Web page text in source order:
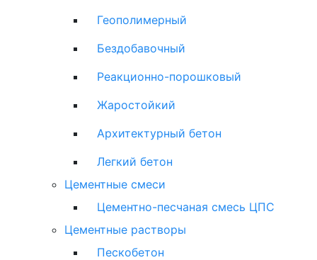
Геополимерный
Бездобавочный
Реакционно-порошковый
Жаростойкий
Архитектурный бетон
Легкий бетон
Цементные смеси
Цементно-песчаная смесь ЦПС
Цементные растворы
Пескобетон